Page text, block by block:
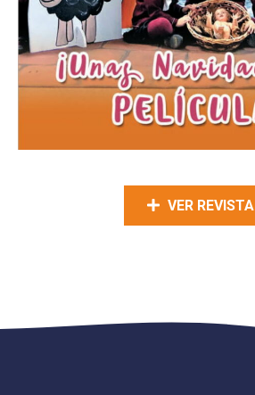
VER REVISTA